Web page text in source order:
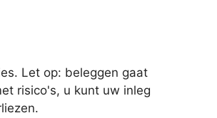
Let op: beleggen gaat
risico's, u kunt uw inleg